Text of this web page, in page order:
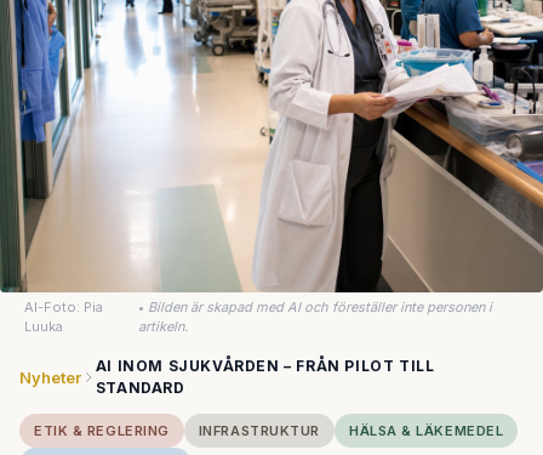
AI-Foto: Pia
Luuka
• Bilden är skapad med AI och föreställer inte personen i
artikeln.
Nyheter
AI INOM SJUKVÅRDEN – FRÅN PILOT TILL
STANDARD
ETIK & REGLERING INFRASTRUKTUR
HÄLSA & LÄKEMEDEL